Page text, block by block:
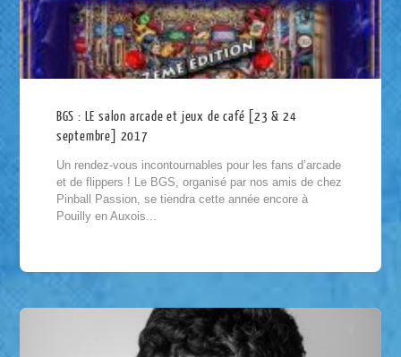
BGS : LE salon arcade et jeux de café [23 & 24
septembre] 2017
Un rendez-vous incontournables pour les fans d’arcade
et de flippers ! Le BGS, organisé par nos amis de chez
Pinball Passion, se tiendra cette année encore à
Pouilly en Auxois...